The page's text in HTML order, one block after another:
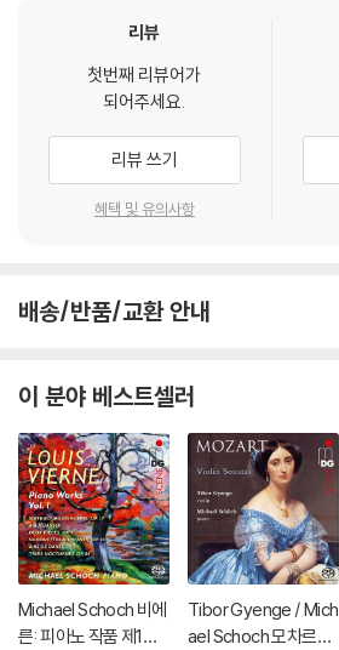
리뷰
첫번째 리뷰어가
되어주세요.
리뷰 쓰기
혜택 및 유의사항
배송/반품/교환 안내
이 분야 베스트셀러
Michael Schoch 비에
른: 피아노 작품 제1집
Tibor Gyenge / Mich
ael Schoch 모차르트: